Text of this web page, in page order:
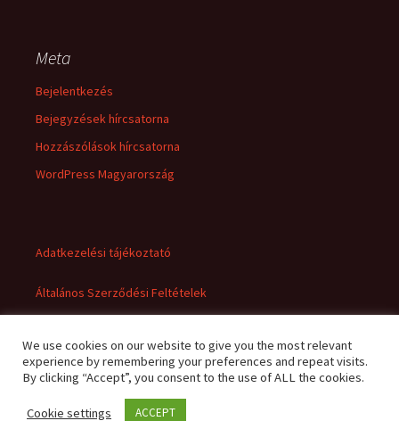
Meta
Bejelentkezés
Bejegyzések hírcsatorna
Hozzászólások hírcsatorna
WordPress Magyarország
Adatkezelési tájékoztató
Általános Szerződési Feltételek
Adatkezelési tájékoztató
We use cookies on our website to give you the most relevant
experience by remembering your preferences and repeat visits.
By clicking “Accept”, you consent to the use of ALL the cookies.
Cookie settings ACCEPT